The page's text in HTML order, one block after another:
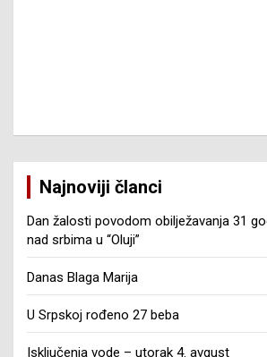
Najnoviji članci
Dan žalosti povodom obilježavanja 31
nad srbima u “Oluji”
Danas Blaga Marija
U Srpskoj rođeno 27 beba
Isključenja vode – utorak 4. avgust